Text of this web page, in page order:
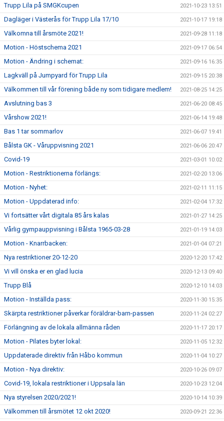
Trupp Lila på SMGKcupen 2021-10-23 13:51
Dagläger i Västerås för Trupp Lila 17/10 2021-10-17 19:18
Välkomna till årsmöte 2021! 2021-09-28 11:18
Motion - Höstschema 2021 2021-09-17 06:54
Motion - Ändring i schemat: 2021-09-16 16:35
Lagkväll på Jumpyard för Trupp Lila 2021-09-15 20:38
Välkommen till vår förening både ny som tidigare medlem! 2021-08-25 14:25
Avslutning bas 3 2021-06-20 08:45
Vårshow 2021! 2021-06-14 19:48
Bas 1 tar sommarlov 2021-06-07 19:41
Bålsta GK - Våruppvisning 2021 2021-06-06 20:47
Covid-19 2021-03-01 10:02
Motion - Restriktionerna förlängs: 2021-02-20 13:06
Motion - Nyhet: 2021-02-11 11:15
Motion - Uppdaterad info: 2021-02-04 17:32
Vi fortsätter vårt digitala 85 års kalas 2021-01-27 14:25
Vårlig gympauppvisning i Bålsta 1965-03-28 2021-01-19 14:03
Motion - Knarrbacken: 2021-01-04 07:21
Nya restriktioner 20-12-20 2020-12-20 17:42
Vi vill önska er en glad lucia 2020-12-13 09:40
Trupp Blå 2020-12-10 14:03
Motion - Inställda pass: 2020-11-30 15:35
Skärpta restriktioner påverkar föräldrar-barn-passen 2020-11-24 02:27
Förlängning av de lokala allmänna råden 2020-11-17 20:17
Motion - Pilates byter lokal: 2020-11-05 12:32
Uppdaterade direktiv från Håbo kommun 2020-11-04 10:27
Motion - Nya direktiv: 2020-10-26 09:07
Covid-19, lokala restriktioner i Uppsala län 2020-10-23 12:04
Nya styrelsen 2020/2021! 2020-10-14 10:39
Välkommen till årsmötet 12 okt 2020! 2020-09-21 22:36